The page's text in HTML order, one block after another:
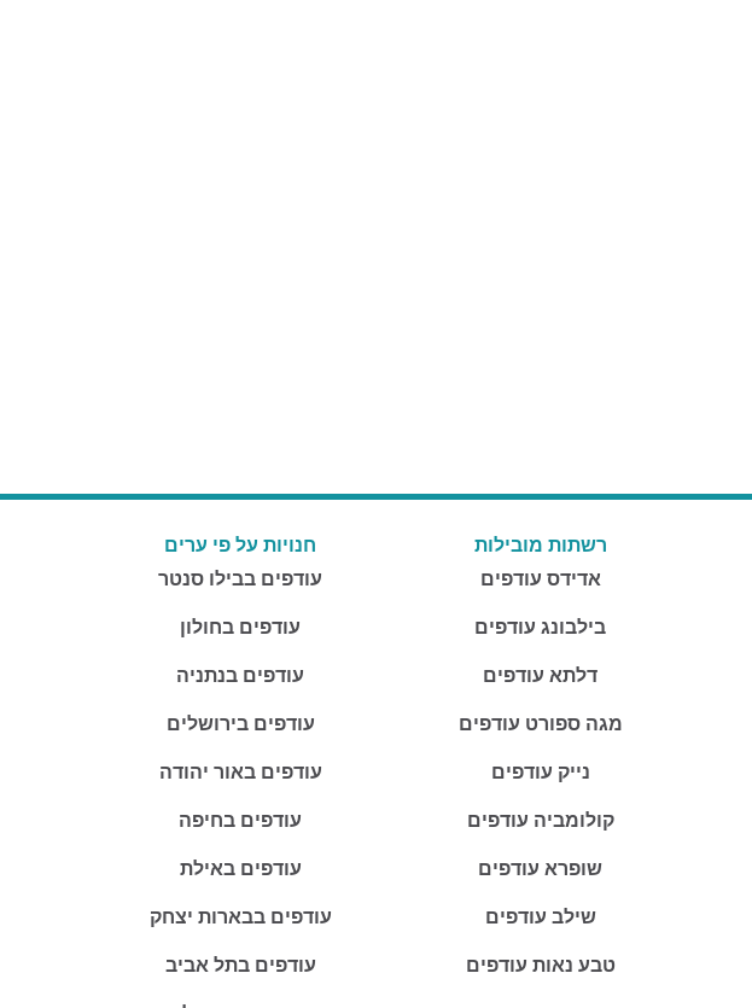
רשתות מובילות
אדידס עודפים
בילבונג עודפים
דלתא עודפים
מגה ספורט עודפים
נייק עודפים
קולומביה עודפים
שופרא עודפים
שילב עודפים
טבע נאות עודפים
חנויות על פי ערים
עודפים בבילו סנטר
עודפים בחולון
עודפים בנתניה
עודפים בירושלים
עודפים באור יהודה
עודפים בחיפה
עודפים באילת
עודפים בבארות יצחק
עודפים בתל אביב